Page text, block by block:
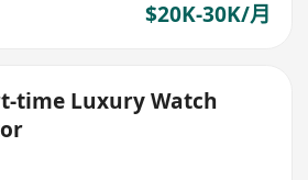
$20K-30K/月
time Luxury Watch